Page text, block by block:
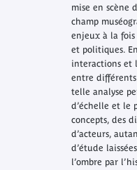
mise en scène
champ
enjeux à la
et politiques.
interactions et
entre
telle analyse
d’échelle et le
concepts, des
d’acteurs,
d’étude
l’ombre par